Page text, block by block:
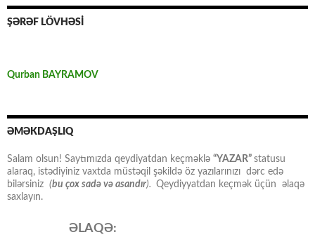
ŞƏRƏF LÖVHƏSİ
Qurban BAYRAMOV
ƏMƏKDAŞLIQ
Salam olsun! Saytımızda qeydiyatdan keçməklə “YAZAR” statusu
alaraq, istədiyiniz vaxtda müstəqil şəkildə öz yazılarınızı dərc edə
bilərsiniz (bu çox sadə və asandır). Qeydiyyatdan keçmək üçün əlaqə
saxlayın.
ƏLAQƏ: